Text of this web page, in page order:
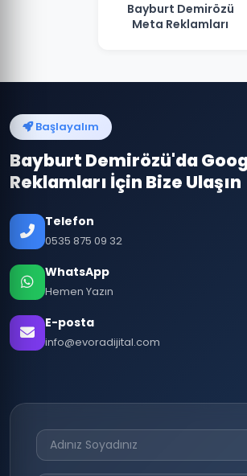
Bayburt Demirözü
Meta Reklamları
Başlayalım
Bayburt Demirözü'da
Reklamları İçin Bize Ulaşın
Telefon
0535 875 09 32
WhatsApp
Hemen Yazın
E-posta
info@evoradijital.com